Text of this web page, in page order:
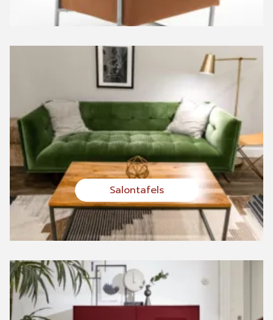
Salontafels